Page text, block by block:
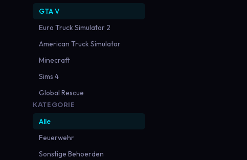
GTA V
Euro Truck Simulator 2
American Truck Simulator
Minecraft
Sims 4
Global Rescue
KATEGORIE
Alle
Feuerwehr
Sonstige Behoerden